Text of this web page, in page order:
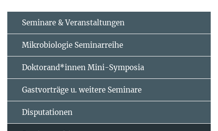
Seminare & Veranstaltungen
Mikrobiologie Seminarreihe
Doktorand*innen Mini-Symposia
Gastvorträge u. weitere Seminare
Disputationen